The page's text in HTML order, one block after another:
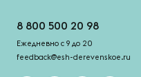
8 800 500 20 98
Ежедневно с 9 до 20
feedback@esh-derevenskoe.ru